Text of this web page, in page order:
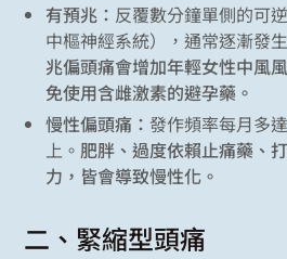
有預兆： 反覆數分鐘單側的可
中樞神經系統），通常逐漸發
兆偏頭痛會增加年輕女性中風
免使用含雌激素的避孕藥。
慢性偏頭痛：發作頻率每月多
上。 肥胖、過度依賴止痛藥、
力，皆會導致慢性化。
二、緊縮型頭痛